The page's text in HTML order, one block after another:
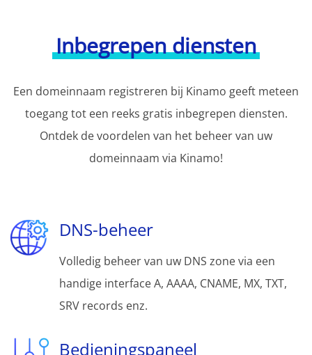
Inbegrepen diensten
Een domeinnaam registreren bij Kinamo geeft meteen
toegang tot een reeks gratis inbegrepen diensten.
Ontdek de voordelen van het beheer van uw
domeinnaam via Kinamo!
DNS-beheer
Volledig beheer van uw DNS zone via een
handige interface A, AAAA, CNAME, MX, TXT,
SRV records enz.
Bedieningspaneel